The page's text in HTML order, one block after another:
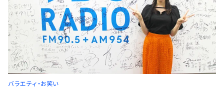
バラエティ・お笑い